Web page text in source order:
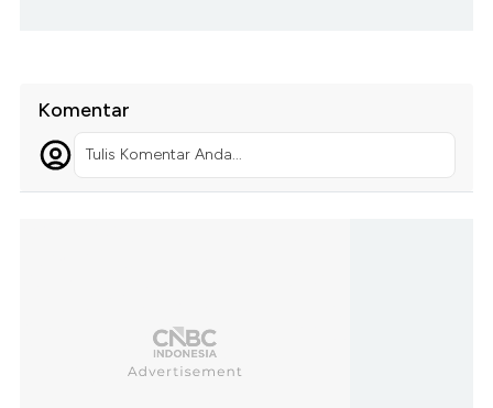
Komentar
Tulis Komentar Anda...